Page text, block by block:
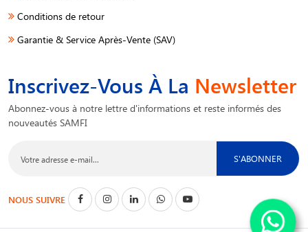
Conditions de retour
Garantie & Service Après-Vente (SAV)
Inscrivez-Vous À La Newsletter
Abonnez-vous à notre lettre d'informations et reste informés des
nouveautés SAMFI
S'ABONNER
NOUS SUIVRE